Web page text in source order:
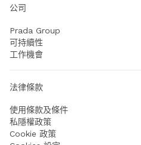
公司
Prada Group
可持續性
工作機會
法律條款
使用條款及條件
私隱權政策
Cookie 政策